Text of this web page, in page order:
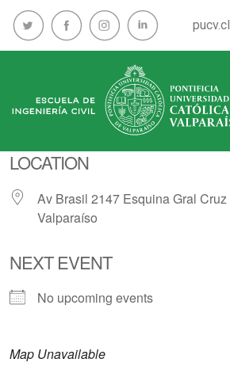
pucv.cl
LOCATION
Av Brasil 2147 Esquina Gral Cruz
Valparaíso
NEXT EVENT
No upcoming events
Map Unavailable